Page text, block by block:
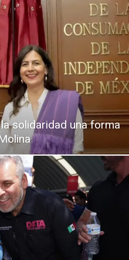
solidaridad una forma